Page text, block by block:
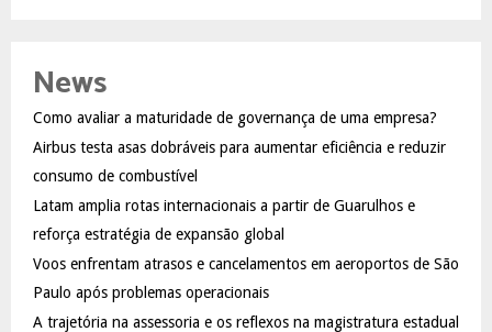
h
o
r
:
R
News
Como avaliar a maturidade de governança de uma empresa?
Airbus testa asas dobráveis para aumentar eficiência e reduzir
consumo de combustível
Latam amplia rotas internacionais a partir de Guarulhos e
reforça estratégia de expansão global
Voos enfrentam atrasos e cancelamentos em aeroportos de São
Paulo após problemas operacionais
A trajetória na assessoria e os reflexos na magistratura estadual